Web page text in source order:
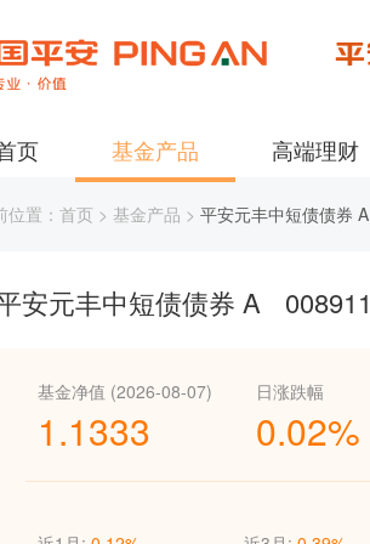
页 基金产品 高端理财
位置：首页 > 基金产品 > 平安元丰中短债债券 A
安元丰中短债债券 A 008911
基金净值 (2026-08-07)
1.1333
日涨跌幅
0.02%